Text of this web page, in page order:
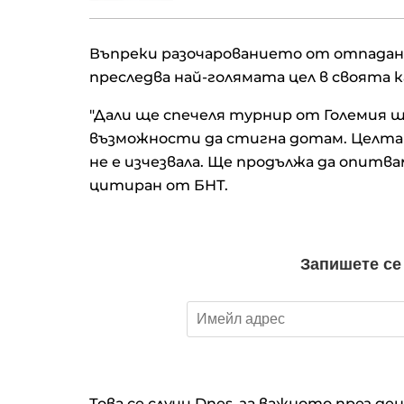
Въпреки разочарованието от
преследва най-голямата цел в своята
"Дали ще спечеля турнир от Големия
възможности да стигна дотам.
не е изчезвала. Ще продължа да
цитиран от БНТ.
очакване на отварянето
Ормузкия проток
Кадър на деня за 7 август
близо 66 млрд. евро в
Апелативният съд не
Тръмп да строи новата